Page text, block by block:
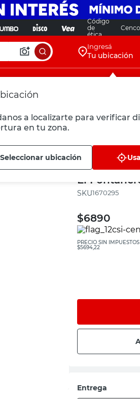
Código
de
ética
Ingresá
Tu ubicación
a localizarte para verificar
en tu zona.
Seleccionar ubicaciónEl Fontanero
Buje
El
:1670295
$6890
PRECIO SIN
$5694,22
Entrega